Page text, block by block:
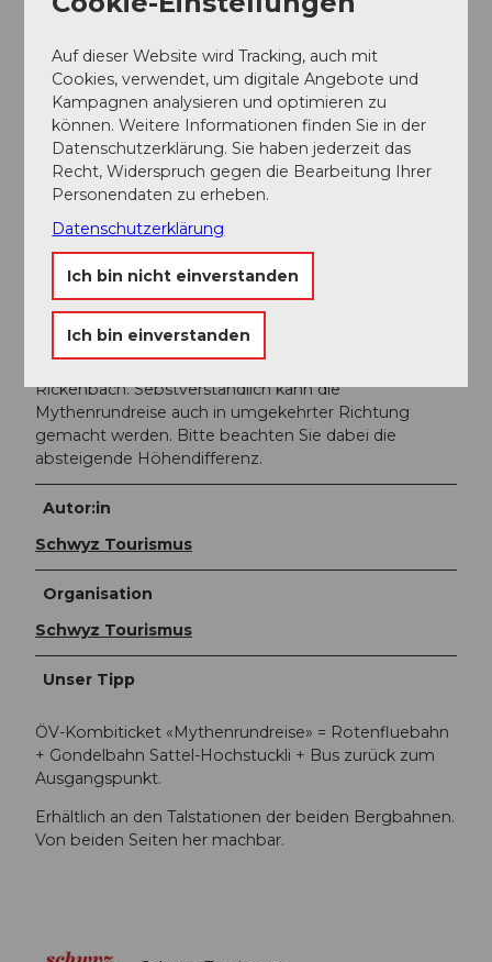
SHAG, Gondelbahn.
Sattel mit der Auto AG Schwyz - Haltestelle
Sattel SHAG, Gondelbahn
Direkte Busverbindung von Zug nach Sattel.
Jeden Samstag und Sonntag (ab 10. Dez. 2017)
gemäss Fahrplan.
Unter der Woche von Zug nach Sattel mit der
ZVB (Buslinie 1) bis Oberägeri, umsteigen auf
Buslinie 9, Bis Endstation fahren - Haltestelle
Sattel SHAG, Gondelbahn.
Weitere Infos / Links
Die Rotenflue Mythenregion AG sowie Sattel-
Rickenbach. Sebstverständlich kann die
Mythenrundreise auch in umgekehrter Richtung
gemacht werden. Bitte beachten Sie dabei die
absteigende Höhendifferenz.
Autor:in
Schwyz Tourismus
Organisation
Schwyz Tourismus
Unser Tipp
ÖV-Kombiticket «Mythenrundreise» = Rotenfluebahn
+ Gondelbahn Sattel-Hochstuckli + Bus zurück zum
Ausgangspunkt.
Erhältlich an den Talstationen der beiden Bergbahnen.
Von beiden Seiten her machbar.
Auf dieser Website wird Tracking, auch mit
Cookies, verwendet, um digitale Angebote und
Kampagnen analysieren und optimieren zu
können. Weitere Informationen finden Sie in der
Datenschutzerklärung. Sie haben jederzeit das
Recht, Widerspruch gegen die Bearbeitung Ihrer
Personendaten zu erheben.
Datenschutzerklärung
Ich bin nicht einverstanden
Ich bin einverstanden